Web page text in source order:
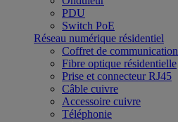
PDU
Switch PoE
Réseau numérique résidentiel
Coffret de communication
Fibre optique résidentielle
Prise et connecteur RJ45
Câble cuivre
Accessoire cuivre
Téléphonie